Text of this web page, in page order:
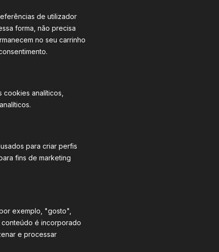
de utilizador
forma, não precisa
no seu carrinho
analíticos,
para criar perfis
fins de marketing
exemplo, "gosto",
é incorporado
e processar